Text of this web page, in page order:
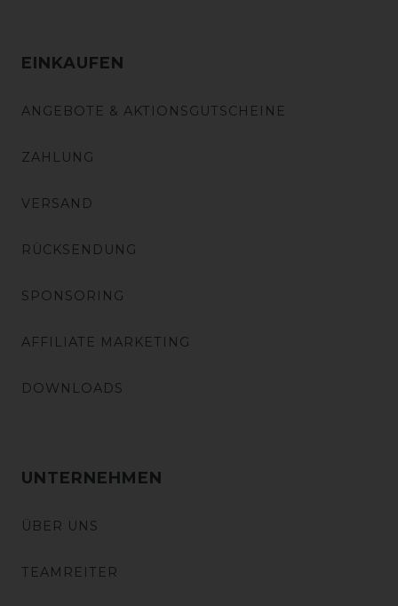
EINKAUFEN
ANGEBOTE & AKTIONSGUTSCHEINE
ZAHLUNG
VERSAND
RÜCKSENDUNG
SPONSORING
AFFILIATE MARKETING
DOWNLOADS
UNTERNEHMEN
ÜBER UNS
TEAMREITER